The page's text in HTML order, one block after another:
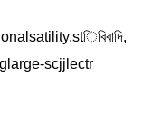
scjjlectr